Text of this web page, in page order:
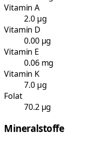
Vitamin A
2.0 µg
Vitamin D
0.00 µg
Vitamin E
0.06 mg
Vitamin K
7.0 µg
Folat
70.2 µg
Mineralstoffe